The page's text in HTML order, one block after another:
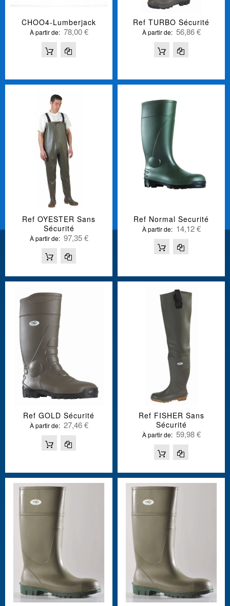
CHOO4-Lumberjack
À partir de 78,00 €
Ref TURBO Sécurité
À partir de 56,86 €
Ref OYESTER Sans
Sécurité
À partir de 97,35 €
Ref Normal Securité
À partir de 14,12 €
Ref GOLD Sécurité
À partir de 27,46 €
Ref FISHER Sans
Sécurité
À partir de 59,98 €